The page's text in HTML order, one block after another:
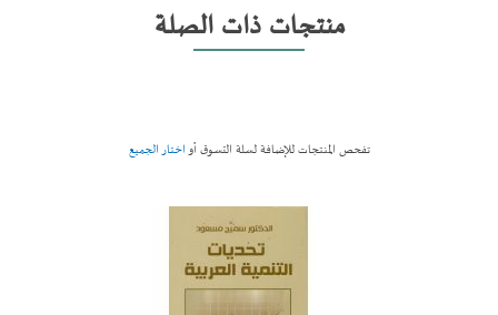
منتجات ذات الصلة
تفحص المنتجات للإضافة لسلة التسوق أواختار الجميع